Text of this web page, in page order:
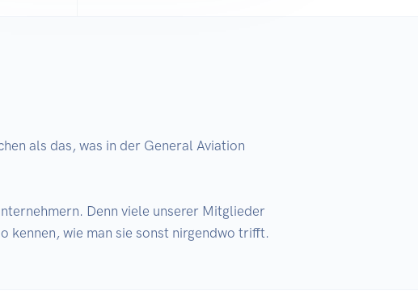
als das, was in der General Aviation
Denn viele unserer Mitglieder
kennen, wie man sie sonst nirgendwo trifft.